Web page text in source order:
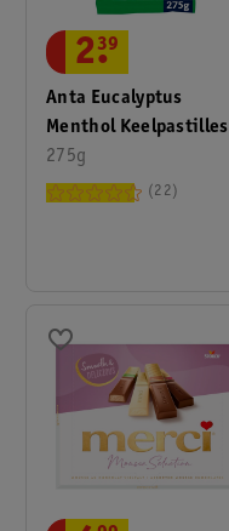
Anta Eucalyptus
Menthol Keelpastilles
275g
2.
39
22